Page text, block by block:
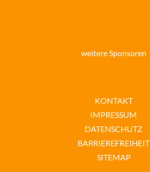
weitere Sponsoren
KONTAKT
IMPRESSUM
DATENSCHUTZ
BARRIEREFREIHEIT
SITEMAP